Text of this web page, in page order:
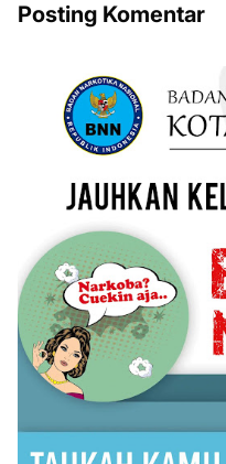
Posting Komentar